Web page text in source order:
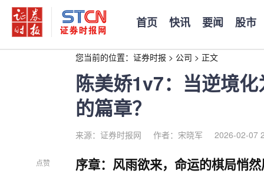
首页 快讯 要闻 股市
您当前的位置： 证券时报 > 公司 > 正文
陈美娇1v7：当逆境
的篇章？
来源：证券时报网 作者：宋晓军 2026-02-07
点赞 序章：风雨欲来，命运的棋局悄